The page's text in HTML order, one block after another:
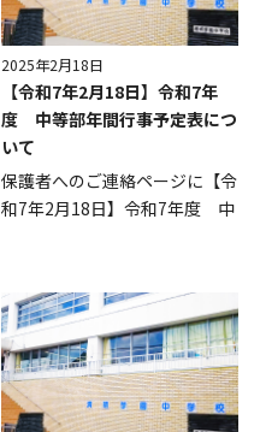
2025年2月18日
【令和7年2月18日】令和7年
度 中等部年間行事予定表につ
いて
保護者へのご連絡ページに【令
和7年2月18日】令和7年度 中